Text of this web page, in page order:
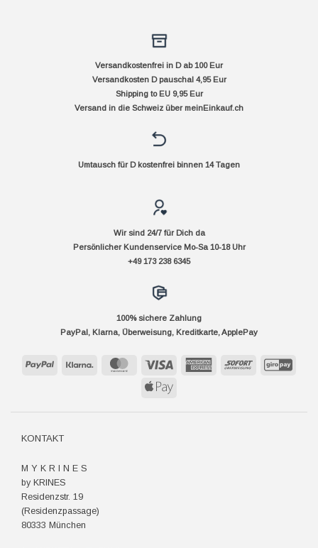
Versandkostenfrei in D ab 100 Eur
Versandkosten D pauschal 4,95 Eur
Shipping to EU 9,95 Eur
Versand in die Schweiz über meinEinkauf.ch
Umtausch für D kostenfrei binnen 14 Tagen
Wir sind 24/7 für Dich da
Persönlicher Kundenservice Mo-Sa 10-18 Uhr
+49 173 238 6345
100% sichere Zahlung
PayPal, Klarna, Überweisung, Kreditkarte, ApplePay
PayPal Klarna MasterCard Visa
AmericanSofort
Apple
KONTAKT
M Y K R I N E S
by KRINES
Residenzstr. 19
(Residenzpassage)
80333 München